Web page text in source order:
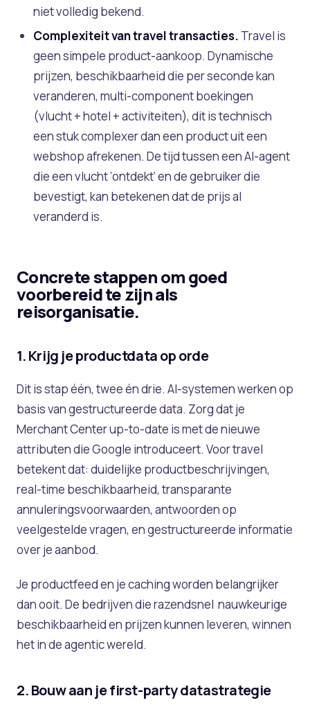
niet volledig bekend.
Complexiteit van travel transacties. Travel is
geen simpele product-aankoop. Dynamische
prijzen, beschikbaarheid die per seconde kan
veranderen, multi-component boekingen
(vlucht + hotel + activiteiten), dit is technisch
een stuk complexer dan een product uit een
webshop afrekenen. De tijd tussen een AI-agent
die een vlucht ‘ontdekt’ en de gebruiker die
bevestigt, kan betekenen dat de prijs al
veranderd is.
Concrete stappen om goed
voorbereid te zijn als
reisorganisatie.
1. Krijg je productdata op orde
Dit is stap één, twee én drie. AI-systemen werken op
basis van gestructureerde data. Zorg dat je
Merchant Center up-to-date is met de nieuwe
attributen die Google introduceert. Voor travel
betekent dat: duidelijke productbeschrijvingen,
real-time beschikbaarheid, transparante
annuleringsvoorwaarden, antwoorden op
veelgestelde vragen, en gestructureerde informatie
over je aanbod.
Je productfeed en je caching worden belangrijker
dan ooit. De bedrijven die razendsnel nauwkeurige
beschikbaarheid en prijzen kunnen leveren, winnen
het in de agentic wereld.
2. Bouw aan je first-party datastrategie